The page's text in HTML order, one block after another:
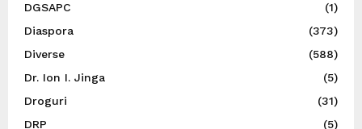
DGSAPC
(1)
Diaspora
(373)
Diverse
(588)
Dr. Ion I. Jinga
(5)
Droguri
(31)
DRP
(5)